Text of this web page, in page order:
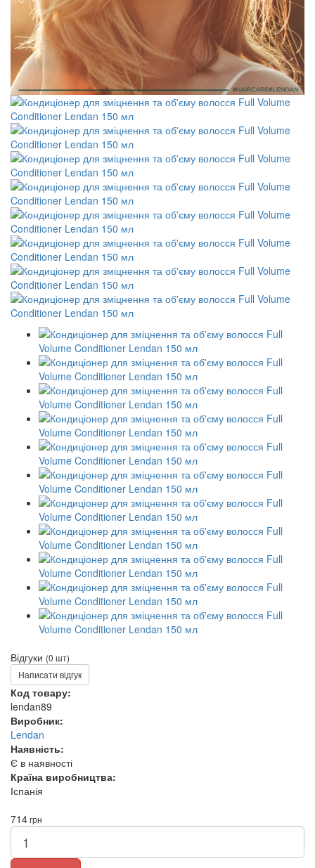
Відгуки (0 шт)
Написати відгук
Код товару:
lendan89
Виробник:
Lendan
Наявність:
Є в наявності
Країна виробництва:
Іспанія
714грн